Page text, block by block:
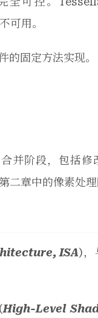
可用。
固定方法实现。
并阶段，包括修
章中的像素处理
ISA)，
(High-Level